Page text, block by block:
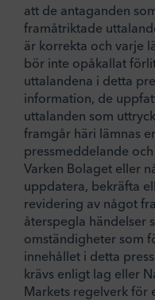
att de antaganden
framåtriktade
är korrekta och varje
bör inte opåkallat
uttalandena i detta
information, de
uttalanden som
framgår häri lämnas
pressmeddelande
Varken Bolaget eller
uppdatera, bekräfta
revidering av något
återspegla händelser
omständigheter som
innehållet i detta
krävs enligt lag eller
Markets regelverk för